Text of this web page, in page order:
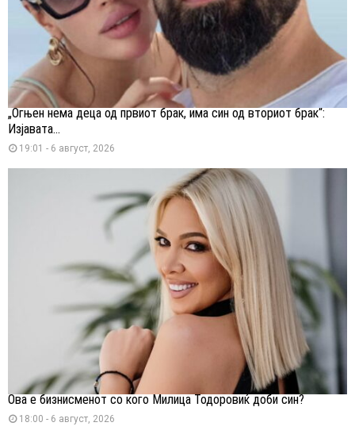
„Огњен нема деца од првиот брак, има син од вториот брак“:
Изјавата...
19:01 - 6 август, 2026
Ова е бизнисменот со кого Милица Тодоровиќ доби син?
18:00 - 6 август, 2026